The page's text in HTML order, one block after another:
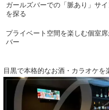
ガールズバーでの「脈あり」サ
を探る
プライベート空間を楽しむ個室
バー
目黒で本格的なお酒・カラオケを